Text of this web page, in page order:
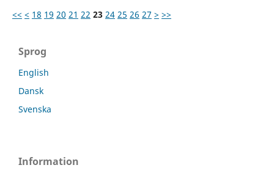
<< < 18 19 20 21 22 23 24 25 26 27 > >>
Sprog
English
Dansk
Svenska
Information